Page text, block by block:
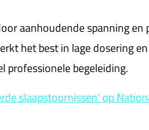
aanhoudende spanning
het best in lage dosering
professionele begeleiding.
slaapstoornissen' op